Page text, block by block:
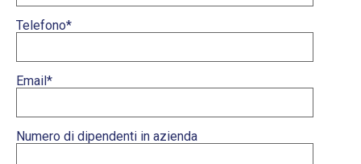
Telefono*
Email*
Numero di dipendenti in azienda